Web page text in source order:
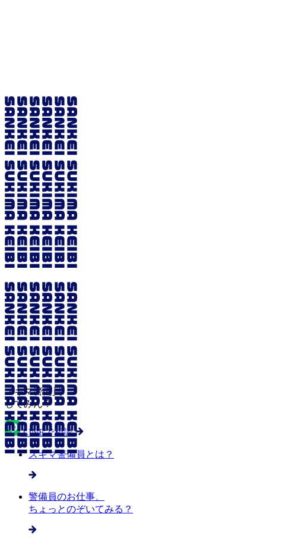
スキマ警備員
してみん？
LINEで相談
スキマ警備員とは？
警備員のお仕事、
ちょっとのぞいてみる？